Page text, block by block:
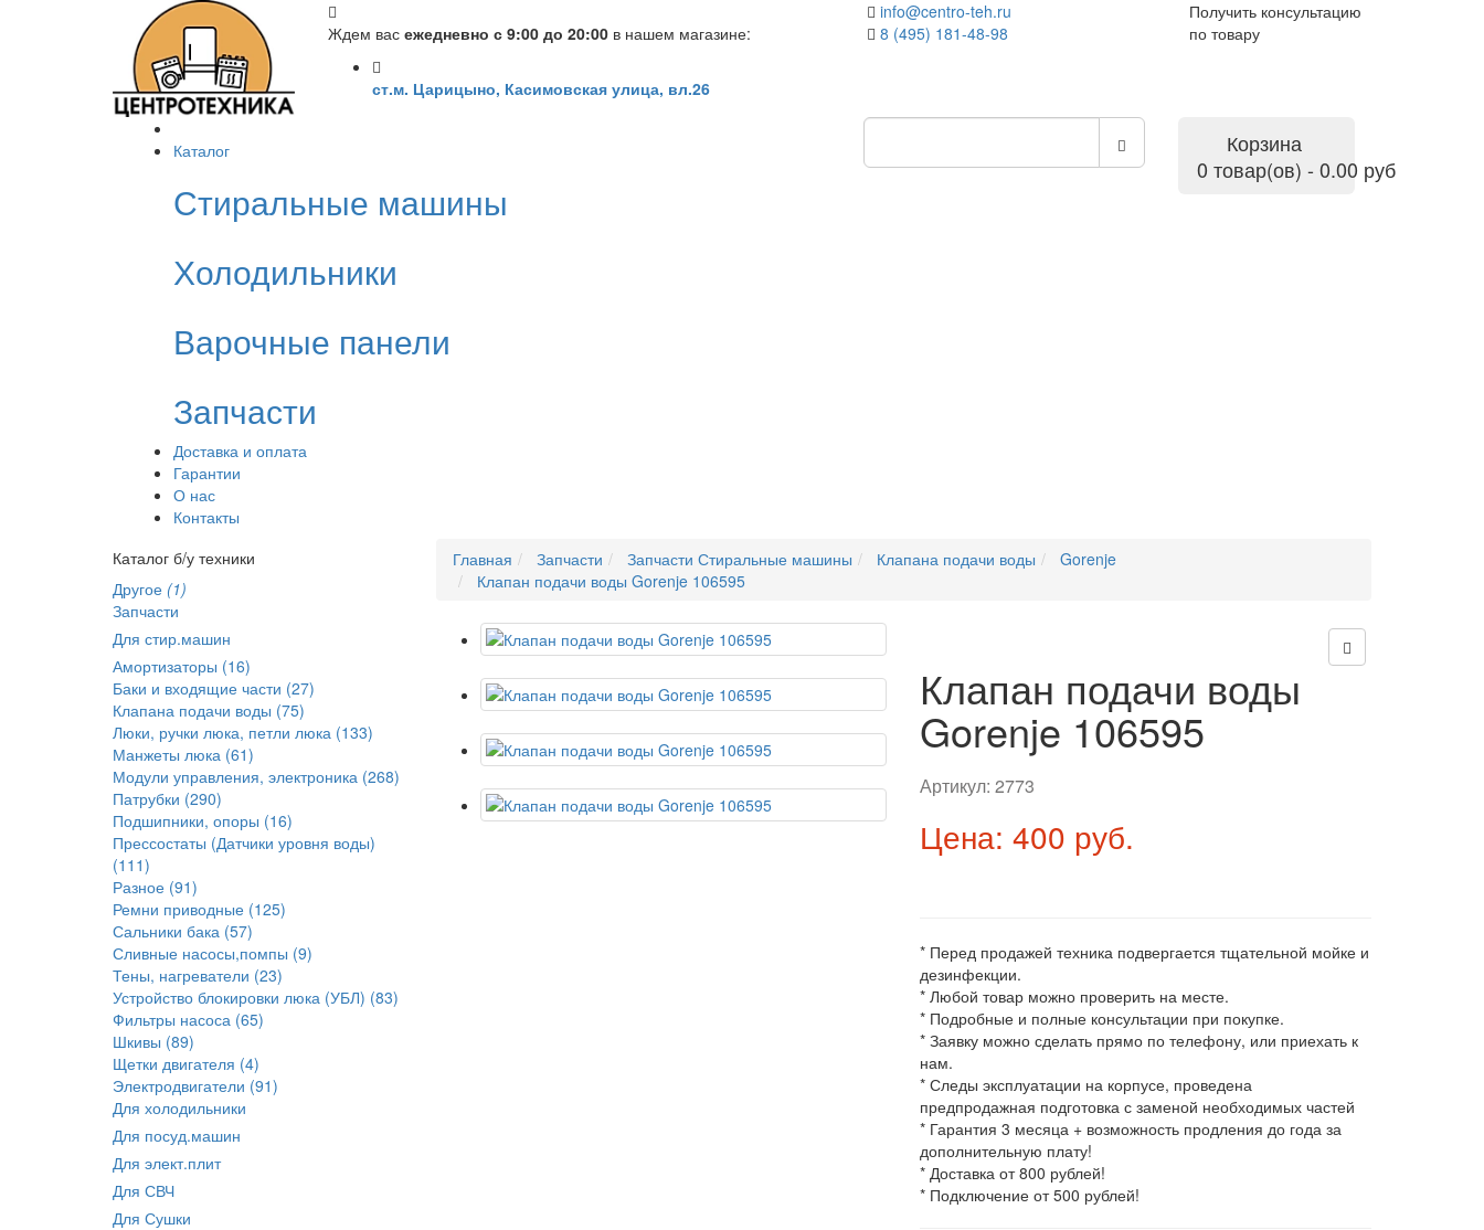
Ждем вас ежедневно с 9:00 до 20:00 в нашем магазине:
ст.м. Царицыно, Касимовская улица, вл.26
info@centro-teh.ru
8 (495) 181-48-98
Получить консультацию
по товару
Каталог
Стиральные машины
Холодильники
Варочные панели
Запчасти
Доставка и оплата
Гарантии
О нас
Контакты
Корзина
0 товар(ов) - 0.00 руб
Каталог б/у техники
Другое (1)
Запчасти
Для стир.машин
Амортизаторы (16)
Баки и входящие части (27)
Клапана подачи воды (75)
Люки, ручки люка, петли люка (133)
Манжеты люка (61)
Модули управления, электроника (268)
Патрубки (290)
Подшипники, опоры (16)
Прессостаты (Датчики уровня воды)
(111)
Разное (91)
Ремни приводные (125)
Сальники бака (57)
Сливные насосы,помпы (9)
Тены, нагреватели (23)
Устройство блокировки люка (УБЛ) (83)
Фильтры насоса (65)
Шкивы (89)
Щетки двигателя (4)
Электродвигатели (91)
Для холодильники
Для посуд.машин
Для элект.плит
Для СВЧ
Для Сушки
Главная Запчасти Запчасти Стиральные машины Клапана подачи воды
Gorenje
Клапан подачи воды Gorenje 106595
Клапан подачи воды
Gorenje 106595
Артикул:2773
Цена: 400 руб.
* Перед продажей техника подвергается тщательной мойке и
дезинфекции.
* Любой товар можно проверить на месте.
* Подробные и полные консультации при покупке.
* Заявку можно сделать прямо по телефону, или приехать к
нам.
* Следы эксплуатации на корпусе, проведена
предпродажная подготовка с заменой необходимых частей
* Гарантия 3 месяца + возможность продления до года за
дополнительную плату!
* Доставка от 800 рублей!
* Подключение от 500 рублей!